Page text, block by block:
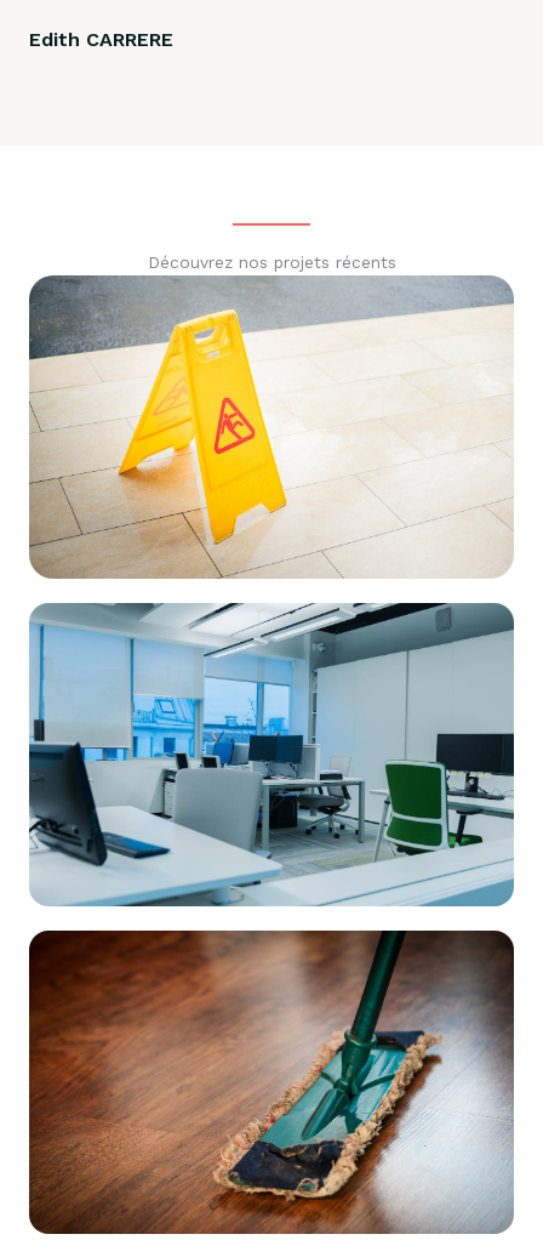
Edith CARRERE
Découvrez nos projets récents